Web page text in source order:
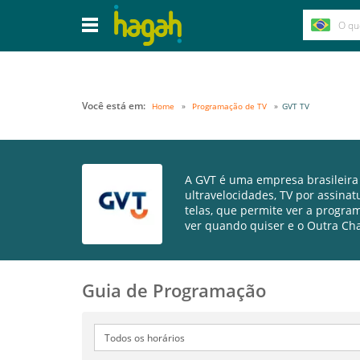
Você está em: Home Programação de TV GVT TV
A GVT é uma empresa
ultravelocidades, TV por
telas, que permite ver a
ver quando quiser e o Outra
Guia de Programação